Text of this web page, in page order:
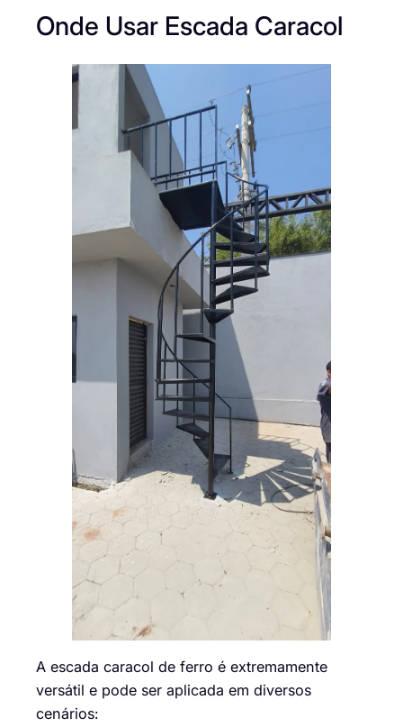
Onde Usar Escada Caracol
A escada caracol de ferro é extremamente
versátil e pode ser aplicada em diversos
cenários: